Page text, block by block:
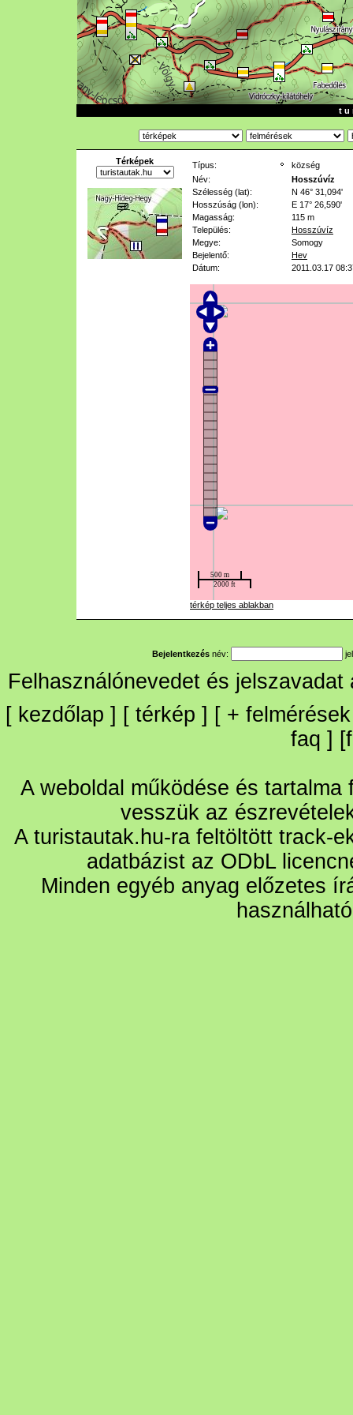
t u
Térképek Típus:
község
Név:
Hosszúvíz
Szélesség (lat):
N 46° 31,094'
Hosszúság (lon):
E 17° 26,590'
Magasság:
115 m
Település:
Hosszúvíz
Megye:
Somogy
Bejelentő:
Hev
Dátum:
2011.03.17
térkép teljes ablakban
Bejelentkezés név:
Felhasználónevedet és
[ kezdőlap ] [ térkép ] [ + felmérések
faq ] [
A weboldal működése és
vesszük az
A turistautak.hu-ra feltöltött track-
adatbázist az ODbL
Minden egyéb anyag előzetes